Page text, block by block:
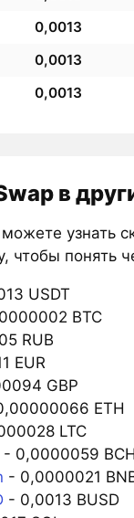
0,0013
0,0013
0,0013
в
узнать
чтобы понять
USDT
BTC
RUB
EUR
GBP
ETH
LTC
- 0,0000059 BCH
- 0,0000021
- 0,0013 BUSD